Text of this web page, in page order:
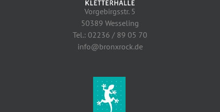
Vorgebirgsstr. 5
50389 Wesseling
Tel.: 02236 / 89 05 70
info@bronxrock.de